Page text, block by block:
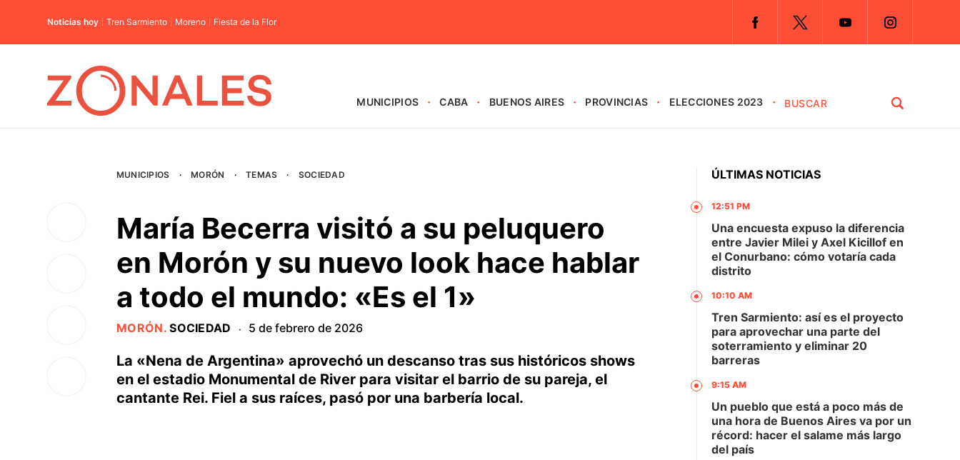
Noticias hoy Tren Sarmiento Moreno Fiesta de la Flor
MUNICIPIOS CABA BUENOS AIRES PROVINCIAS ELECCIONES 2023
MUNICIPIOS · MORÓN · TEMAS · SOCIEDAD
María Becerra visitó a su peluquero
en Morón y su nuevo look hace hablar
a todo el mundo: «Es el 1»
MORÓN.SOCIEDAD · 5 de febrero de 2026
La «Nena de Argentina» aprovechó un descanso tras sus históricos shows
en el estadio Monumental de River para visitar el barrio de su pareja, el
cantante Rei. Fiel a sus raíces, pasó por una barbería local.
ÚLTIMAS NOTICIAS
12:51 PM
Una encuesta expuso la diferencia
entre Javier Milei y Axel Kicillof en
el Conurbano: cómo votaría cada
distrito
10:10 AM
Tren Sarmiento: así es el proyecto
para aprovechar una parte del
soterramiento y eliminar 20
barreras
9:15 AM
Un pueblo que está a poco más de
una hora de Buenos Aires va por un
récord: hacer el salame más largo
del país